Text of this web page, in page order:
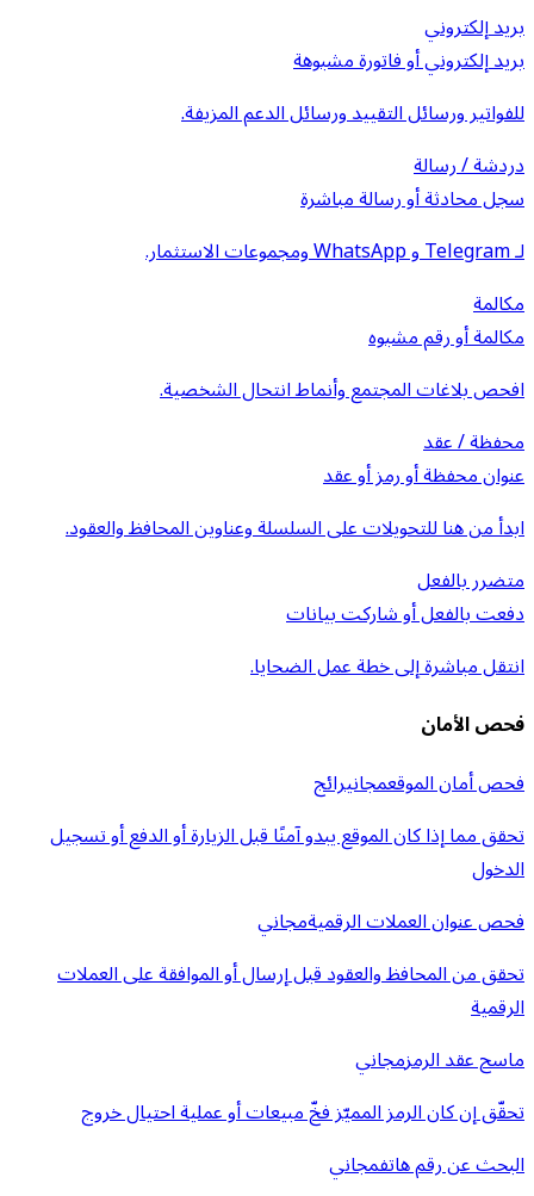
بريد إلكتروني
بريد إلكتروني أو فاتورة مشبوهة
للفواتير ورسائل التقييد ورسائل الدعم المزيفة.
دردشة / رسالة
سجل محادثة أو رسالة مباشرة
لـ Telegram و WhatsApp ومجموعات الاستثمار.
مكالمة
مكالمة أو رقم مشبوه
افحص بلاغات المجتمع وأنماط انتحال الشخصية.
محفظة / عقد
عنوان محفظة أو رمز أو عقد
ابدأ من هنا للتحويلات على السلسلة وعناوين المحافظ والعقود.
متضرر بالفعل
دفعت بالفعل أو شاركت بيانات
انتقل مباشرة إلى خطة عمل الضحايا.
فحص الأمان
فحص أمان الموقعمجانيرائج
تحقق مما إذا كان الموقع يبدو آمنًا قبل الزيارة أو الدفع أو تسجيل
الدخول
فحص عنوان العملات الرقميةمجاني
تحقق من المحافظ والعقود قبل إرسال أو الموافقة على العملات
الرقمية
ماسح عقد الرمزمجاني
تحقّق إن كان الرمز المميّز فخّ مبيعات أو عملية احتيال خروج
البحث عن رقم هاتفمجاني